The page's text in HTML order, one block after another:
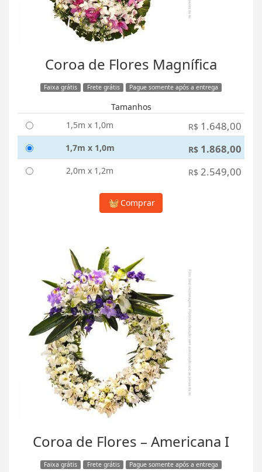
Coroa de Flores Magnífica
Faixa grátis Frete grátis Pague somente após a entrega
Tamanhos
1,5m x 1,0m
R$ 1.648,00
1,7m x 1,0m R$ 1.868,00
2,0m x 1,2m R$ 2.549,00
Comprar
Coroa de Flores – Americana I
Faixa grátis Frete grátis Pague somente após a entrega